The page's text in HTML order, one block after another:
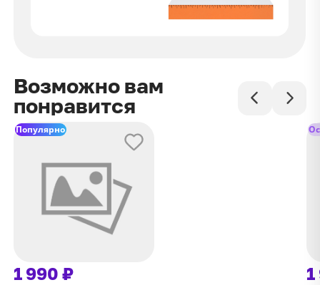
Возможно вам
понравится
Популярно
1 990 ₽